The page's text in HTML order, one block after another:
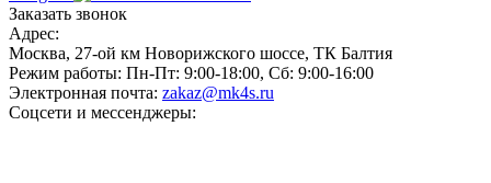
Заказать звонок
Адрес:
Москва, 27-ой км Новорижского шоссе, ТК Балтия
Режим работы: Пн-Пт: 9:00-18:00, Сб: 9:00-16:00
Электронная почта: zakaz@mk4s.ru
Соцсети и мессенджеры: